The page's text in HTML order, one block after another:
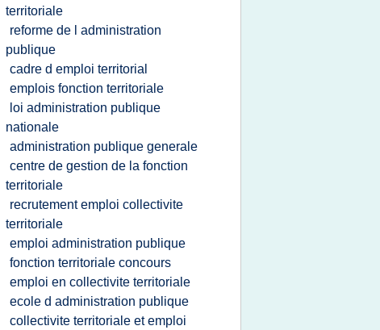
territoriale
reforme de l administration
publique
cadre d emploi territorial
emplois fonction territoriale
loi administration publique
nationale
administration publique generale
centre de gestion de la fonction
territoriale
recrutement emploi collectivite
territoriale
emploi administration publique
fonction territoriale concours
emploi en collectivite territoriale
ecole d administration publique
collectivite territoriale et emploi